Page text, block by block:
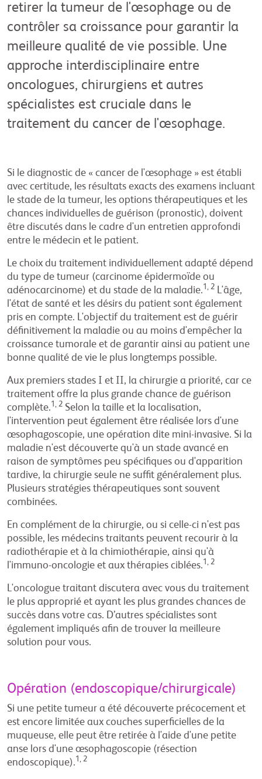
retirer la tumeur de l'œsophage ou de
contrôler sa croissance pour garantir la
meilleure qualité de vie possible. Une
approche interdisciplinaire entre
oncologues, chirurgiens et autres
spécialistes est cruciale dans le
traitement du cancer de l'œsophage.
Si le diagnostic de « cancer de l'œsophage » est établi
avec certitude, les résultats exacts des examens incluant
le stade de la tumeur, les options thérapeutiques et les
chances individuelles de guérison (pronostic), doivent
être discutés dans le cadre d'un entretien approfondi
entre le médecin et le patient.
Le choix du traitement individuellement adapté dépend
du type de tumeur (carcinome épidermoïde ou
adénocarcinome) et du stade de la maladie.1, 2 L'âge,
l'état de santé et les désirs du patient sont également
pris en compte. L'objectif du traitement est de guérir
définitivement la maladie ou au moins d'empêcher la
croissance tumorale et de garantir ainsi au patient une
bonne qualité de vie le plus longtemps possible.
Aux premiers stades I et II, la chirurgie a priorité, car ce
traitement offre la plus grande chance de guérison
complète.1, 2 Selon la taille et la localisation,
l'intervention peut également être réalisée lors d'une
œsophagoscopie, une opération dite mini-invasive. Si la
maladie n'est découverte qu'à un stade avancé en
raison de symptômes peu spécifiques ou d'apparition
tardive, la chirurgie seule ne suffit généralement plus.
Plusieurs stratégies thérapeutiques sont souvent
combinées.
En complément de la chirurgie, ou si celle-ci n'est pas
possible, les médecins traitants peuvent recourir à la
radiothérapie et à la chimiothérapie, ainsi qu'à
l'immuno-oncologie et aux thérapies ciblées.1, 2
L'oncologue traitant discutera avec vous du traitement
le plus approprié et ayant les plus grandes chances de
succès dans votre cas. D’autres spécialistes sont
également impliqués afin de trouver la meilleure
solution pour vous.
Opération (endoscopique/chirurgicale)
Si une petite tumeur a été découverte précocement et
est encore limitée aux couches superficielles de la
muqueuse, elle peut être retirée à l'aide d'une petite
anse lors d'une œsophagoscopie (résection
endoscopique).1, 2